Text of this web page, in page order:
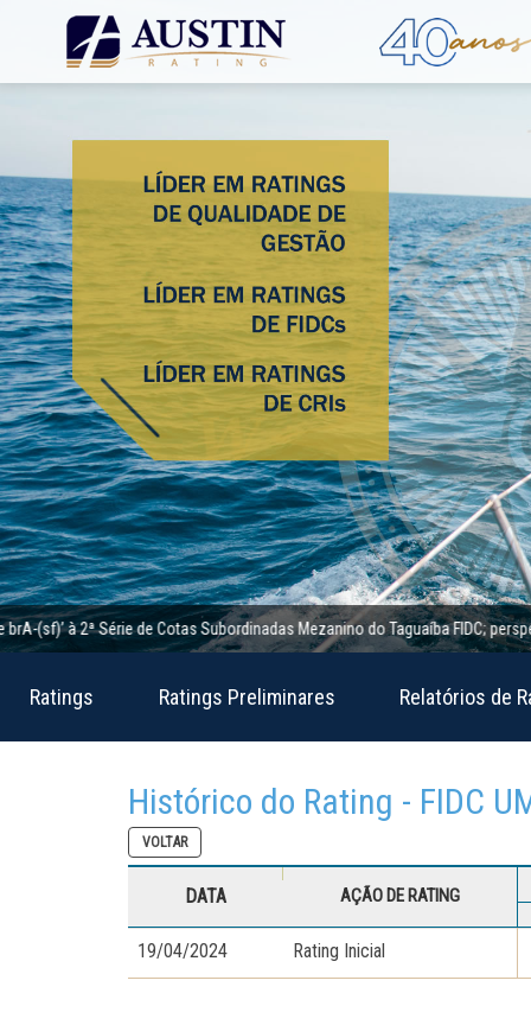
2ª Série de Cotas Subordinadas Mezanino do Taguaíba FIDC; perspectiva
Ratings Ratings Preliminares Relatórios de
Histórico do Rating - FIDC
VOLTAR
DATA AÇÃO DE RATING
19/04/2024 Rating Inicial